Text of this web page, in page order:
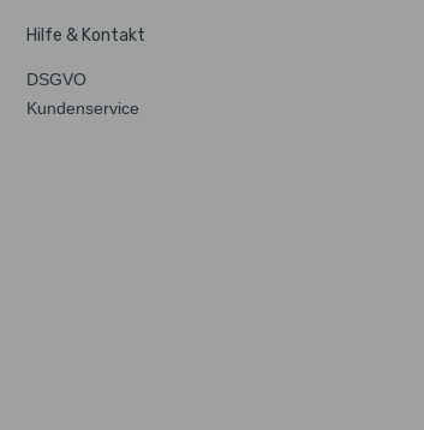
Hilfe & Kontakt
DSGVO
Kundenservice